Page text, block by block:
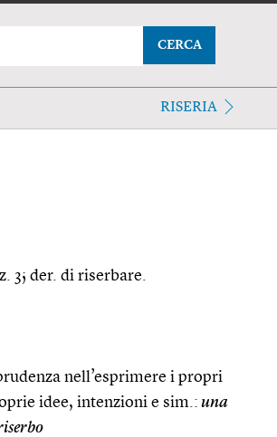
CERCA
RISERIA
3; der. di riserbare.
nell’esprimere i propri
idee, intenzioni e sim.: una